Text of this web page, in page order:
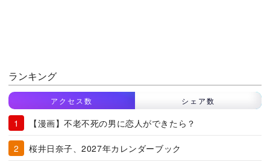
ランキング
アクセス数 シェア数
【漫画】不老不死の男に恋人ができたら？
桜井日奈子、2027年カレンダーブック